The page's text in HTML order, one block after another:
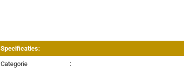
Specificaties:
Categorie :